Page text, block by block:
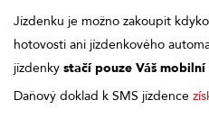
Jízdenku je možno zakoupit
hotovosti ani jízdenkového
jízdenky stačí pouze Váš
Daňový doklad k SMS jízdence